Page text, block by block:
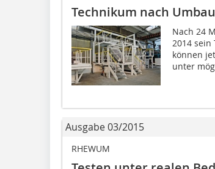
Technikum nach
Nach 24
2014
können
unter
Ausgabe 03/2015
RHEWUM